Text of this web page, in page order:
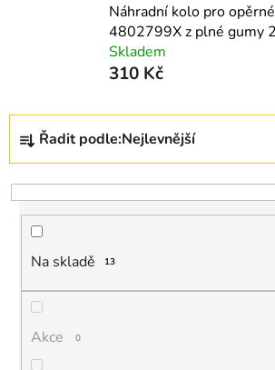
Náhradní kolo pro
4802799X z plné gumy
Skladem
310 Kč
Ř
a
z
e
n
Řadit podle:Nejlevnější
Na skladě 13
Akce 0